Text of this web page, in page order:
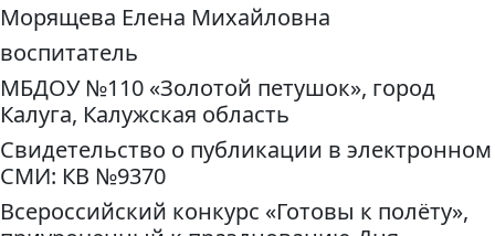
Морящева Елена Михайловна
воспитатель
МБДОУ №110 «Золотой петушок», город
Калуга, Калужская область
Свидетельство о публикации в электронном
СМИ: КВ №9370
Всероссийский конкурс «Готовы к полёту»,